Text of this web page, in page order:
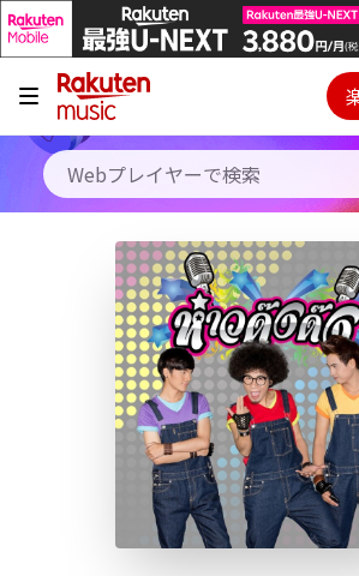
キャンペーン
料金プラン
使い方
初回30日間無料お試し
ご契